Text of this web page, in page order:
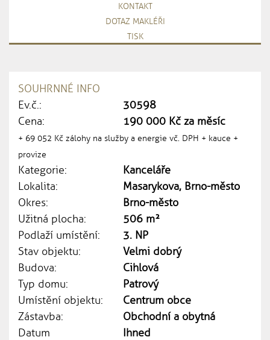
KONTAKT
DOTAZ MAKLÉŘI
TISK
SOUHRNNÉ INFO
Ev.č.:
30598
Cena:
190 000 Kč za měsíc
+ 69 052 Kč zálohy na služby a energie vč. DPH + kauce +
provize
Kategorie:
Kanceláře
Lokalita:
Masarykova, Brno-město
Okres:
Brno-město
Užitná plocha:
506 m²
Podlaží umístění:
3. NP
Stav objektu:
Velmi dobrý
Budova:
Cihlová
Typ domu:
Patrový
Umístění objektu:
Centrum obce
Zástavba:
Obchodní a obytná
Datum
Ihned